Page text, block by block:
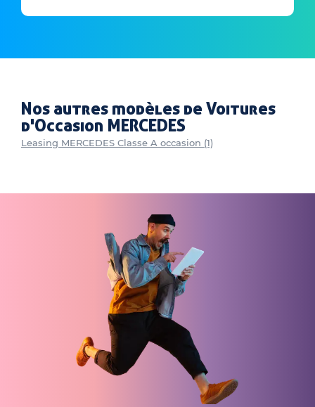
Nos autres modèles de Voitures
d'Occasion MERCEDES
Leasing MERCEDES Classe A occasion (1)